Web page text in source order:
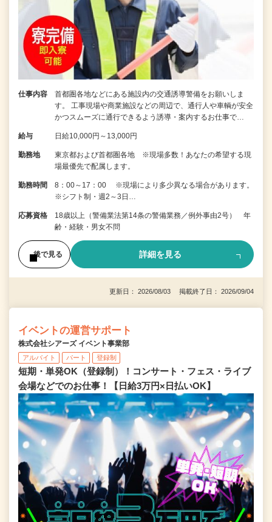
仕事内容
首都圏各地などにある施設内の交通誘導警備をお願いしま
す。 工事現場や商業施設などの周辺で、通行人や車輌が安全
かつスムーズに通行できるよう誘導・案内するお仕事で…
給与 日給10,000円～13,000円
勤務地
東京都および首都圏各地 ※現場多数！あなたの希望する現
場最優先で配属します。
勤務時間
8：00～17：00 ※現場により多少異なる場合があります。
※シフト制・週2～3日…
応募資格
18歳以上（警備業法第14条の警備業務／例外事由2号） 年
齢・経験・男女不問
後で見る 詳細を見る
更新日： 2026/08/03 掲載終了日： 2026/09/04
イベントの運営サポート
株式会社シアーズ イベント事業部
アルバイト パート 登録制
短期・単発OK（登録制）！コンサート・フェス・ライブ
会場などでのお仕事！【日給3万円×日払いOK】